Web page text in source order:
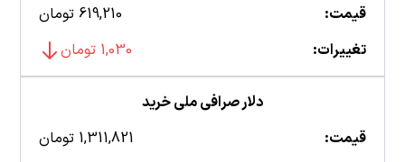
قیمت:
619,210 تومان
تغییرات:
1,030 تومان
دلار صرافی ملی خرید
قیمت:
1,311,821 تومان